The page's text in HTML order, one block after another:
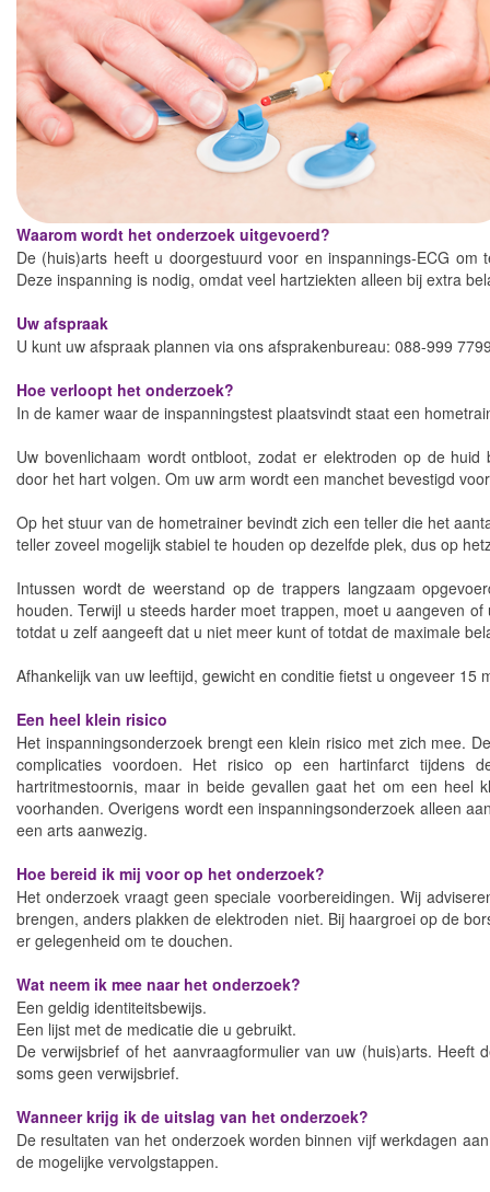
Waarom wordt het onderzoek uitgevoerd?
De (huis)arts heeft u doorgestuurd voor en inspannings-ECG
Deze inspanning is nodig, omdat veel hartziekten alleen bij extra
Uw afspraak
U kunt uw afspraak plannen via ons afsprakenbureau: 088-999
Hoe verloopt het onderzoek?
In de kamer waar de inspanningstest plaatsvindt staat een
Uw bovenlichaam wordt ontbloot, zodat er elektroden op de
door het hart volgen. Om uw arm wordt een manchet bevestigd
Op het stuur van de hometrainer bevindt zich een teller die het
teller zoveel mogelijk stabiel te houden op dezelfde plek, dus op
Intussen wordt de weerstand op de trappers langzaam
houden. Terwijl u steeds harder moet trappen, moet u aangeven
totdat u zelf aangeeft dat u niet meer kunt of totdat de maximale
Afhankelijk van uw leeftijd, gewicht en conditie fietst u ongeveer 15
Een heel klein risico
Het inspanningsonderzoek brengt een klein risico met zich mee.
complicaties voordoen. Het risico op een hartinfarct
hartritmestoornis, maar in beide gevallen gaat het om een
voorhanden. Overigens wordt een inspanningsonderzoek alleen
een arts aanwezig.
Hoe bereid ik mij voor op het onderzoek?
Het onderzoek vraagt geen speciale voorbereidingen. Wij
brengen, anders plakken de elektroden niet. Bij haargroei op de
er gelegenheid om te douchen.
Wat neem ik mee naar het onderzoek?
Een geldig identiteitsbewijs.
Een lijst met de medicatie die u gebruikt.
De verwijsbrief of het aanvraagformulier van uw (huis)arts.
soms geen verwijsbrief.
Wanneer krijg ik de uitslag van het onderzoek?
De resultaten van het onderzoek worden binnen vijf werkdagen
de mogelijke vervolgstappen.